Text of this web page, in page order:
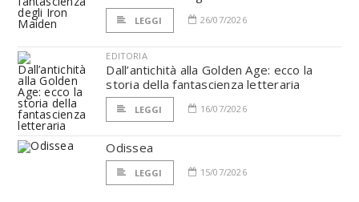
LEGGI 26/07/2026
EDITORIA
Dall’antichità alla Golden Age: ecco la
storia della fantascienza letteraria
LEGGI 16/07/2026
Odissea
LEGGI 15/07/2026